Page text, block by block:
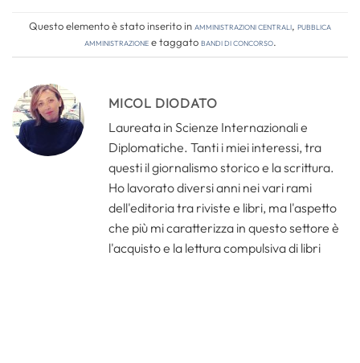
Questo elemento è stato inserito in Amministrazioni Centrali, Pubblica
amministrazionee taggatobandi di concorso.
MICOL DIODATO
Laureata in Scienze Internazionali e
Diplomatiche. Tanti i miei interessi, tra
questi il giornalismo storico e la scrittura.
Ho lavorato diversi anni nei vari rami
dell'editoria tra riviste e libri, ma l'aspetto
che più mi caratterizza in questo settore è
l'acquisto e la lettura compulsiva di libri